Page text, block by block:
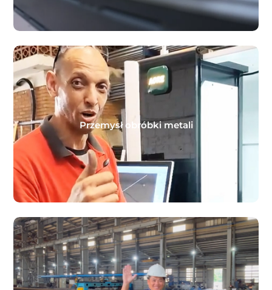
Przemysł obróbki metali